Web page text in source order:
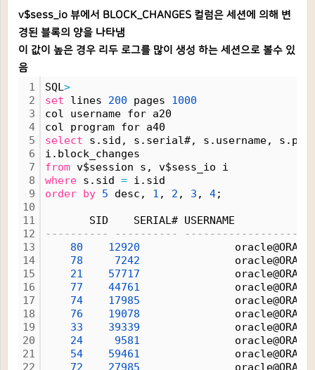
v$sess_io 뷰에서 BLOCK_CHANGES 컬럼은 세션에 의해 변
경된 블록의 양을 나타냄
이 값이 높은 경우 리두 로그를 많이 생성 하는 세션으로 볼수 있
음
1
2
3
4
5
6
7
8
9
10
11
12
13
14
15
16
17
18
19
20
21
22
SQL>
set lines 200 pages 1000
col username for a20
col program for a40
select s.sid, s.serial#, s.username,
i.block_changes
from v$session s, v$sess_io i
where s.sid = i.sid
order by 5 desc, 1 , 2 , 3 , 4;
SID    SERIAL# USERNAME
---------- ----------
80
12920
78
7242
21
57717
77
44761
74
17985
76
19078
33
39339
24
9581
54
59461
72
27985